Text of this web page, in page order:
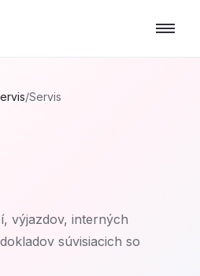
/Servis
výjazdov, interných
súvisiacich so